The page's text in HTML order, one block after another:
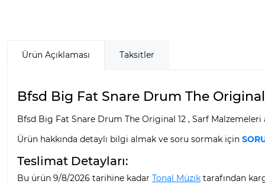
Ürün Açıklaması Taksitler
Bfsd Big Fat Snare Drum The
Bfsd Big Fat Snare Drum The Original 12 , Sarf
Ürün hakkında detaylı bilgi almak ve soru sormak için
Teslimat Detayları:
Bu ürün 9/8/2026 tarihine kadar Tonal Müzik tarafından